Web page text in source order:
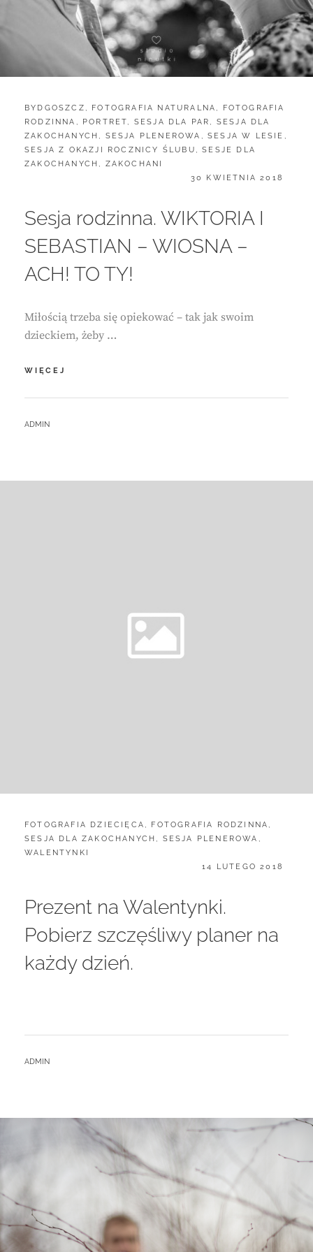
CATEGORIES:
BYDGOSZCZ , FOTOGRAFIA NATURALNA ,
FOTOGRAFIA
RODZINNA , PORTRET, SESJA DLA PAR , SESJA DLA
ZAKOCHANYCH , SESJA PLENEROWA ,SESJA W LESIE ,
SESJA Z OKAZJI ROCZNICY ŚLUBU ,SESJE DLA
ZAKOCHANYCH , ZAKOCHANI
POSTED
30 KWIETNIA 2018
Sesja rodzinna. WIKTORIA I
SEBASTIAN – WIOSNA –
ACH! TO TY!
Miłością trzeba się opiekować – tak jak swoim
dzieckiem, żeby …
WIĘCEJ
WIKTORIA
ACH!
BY
ADMIN
CATEGORIES:
FOTOGRAFIA DZIECIĘCA , FOTOGRAFIA RODZINNA ,
SESJA DLA ZAKOCHANYCH , SESJA PLENEROWA ,
WALENTYNKI
POSTED
14 LUTEGO 2018
Prezent na Walentynki.
Pobierz szczęśliwy planer na
każdy dzień.
BY
ADMIN